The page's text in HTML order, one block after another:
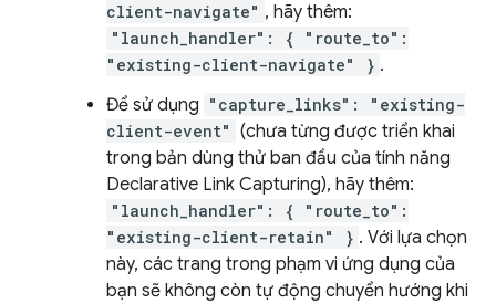
client-navigate" , hãy thêm:
"launch_handler": { "route_to":
"existing-client-navigate" } .
Để sử dụng "capture_links": "existing-
client-event" (chưa từng được triển khai
trong bản dùng thử ban đầu của tính năng
Declarative Link Capturing), hãy thêm:
"launch_handler": { "route_to":
"existing-client-retain" } . Với lựa chọn
này, các trang trong phạm vi ứng dụng của
bạn sẽ không còn tự động chuyển hướng khi